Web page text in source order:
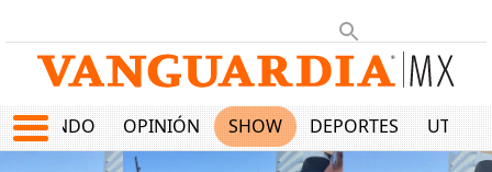
MUNDO OPINIÓN SHOW DEPORTES